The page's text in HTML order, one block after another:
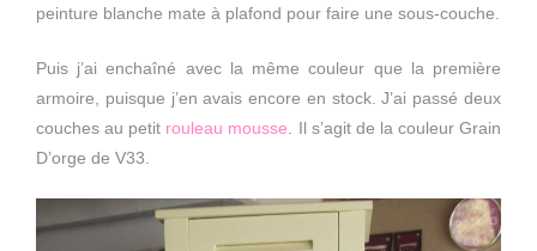
peinture blanche mate à plafond pour faire une sous-couche.
Puis j’ai enchaîné avec la même couleur que la première
armoire, puisque j’en avais encore en stock. J’ai passé deux
couches au petit rouleau mousse. Il s’agit de la couleur Grain
D’orge de V33.